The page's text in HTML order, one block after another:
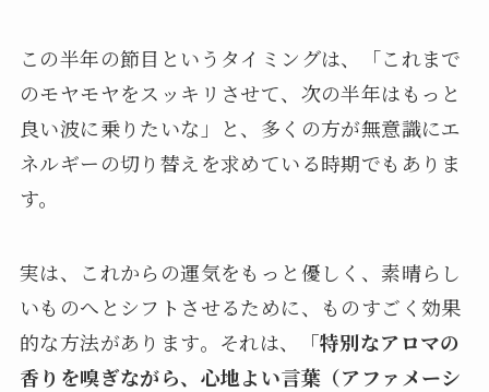
この半年の節目というタイミングは、「これまで
のモヤモヤをスッキリさせて、次の半年はもっと
良い波に乗りたいな」と、多くの方が無意識にエ
ネルギーの切り替えを求めている時期でもありま
す。
実は、これからの運気をもっと優しく、素晴らし
いものへとシフトさせるために、ものすごく効果
的な方法があります。それは、
「特別なアロマの
香りを嗅ぎながら、心地よい言葉（アファメーシ